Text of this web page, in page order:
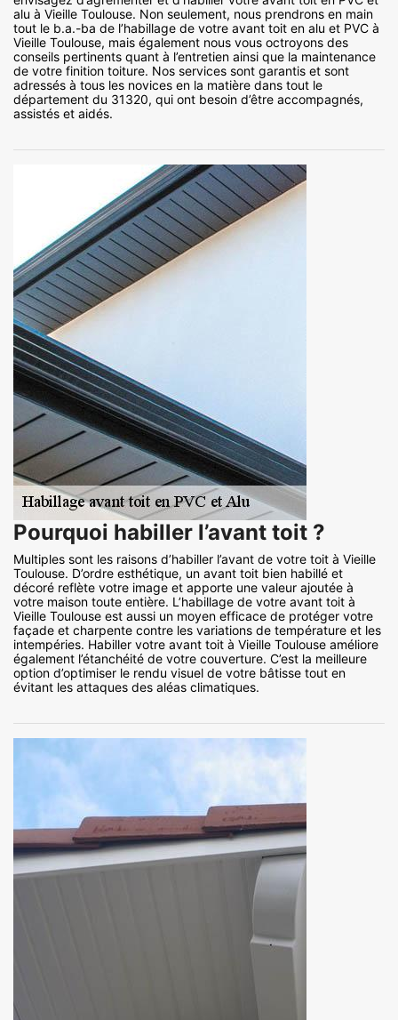
alu à Vieille Toulouse. Non seulement, nous prendrons en main
tout le b.a.-ba de l’habillage de votre avant toit en alu et PVC à
Vieille Toulouse, mais également nous vous octroyons des
conseils pertinents quant à l’entretien ainsi que la maintenance
de votre finition toiture. Nos services sont garantis et sont
adressés à tous les novices en la matière dans tout le
département du 31320, qui ont besoin d’être accompagnés,
assistés et aidés.
Pourquoi habiller l’avant toit ?
Multiples sont les raisons d’habiller l’avant de votre toit à Vieille
Toulouse. D’ordre esthétique, un avant toit bien habillé et
décoré reflète votre image et apporte une valeur ajoutée à
votre maison toute entière. L’habillage de votre avant toit à
Vieille Toulouse est aussi un moyen efficace de protéger votre
façade et charpente contre les variations de température et les
intempéries. Habiller votre avant toit à Vieille Toulouse améliore
également l’étanchéité de votre couverture. C’est la meilleure
option d’optimiser le rendu visuel de votre bâtisse tout en
évitant les attaques des aléas climatiques.